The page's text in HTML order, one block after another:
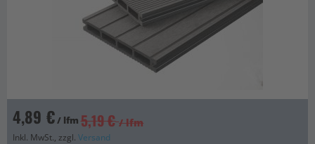
4,89 €/ lfm 5,19 € / lfm
Inkl. MwSt., zzgl. Versand